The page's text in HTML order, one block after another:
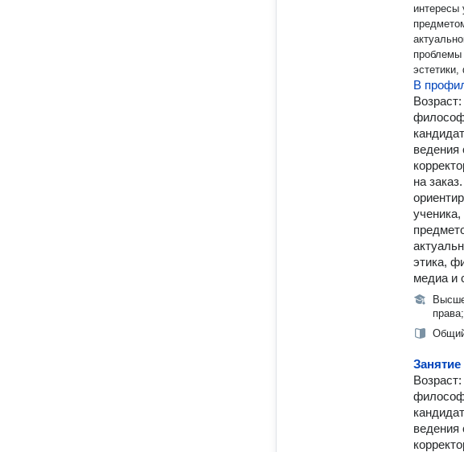
интересы
проблемы
В
ведения
на
этика,
медиа и
Общий
ведения